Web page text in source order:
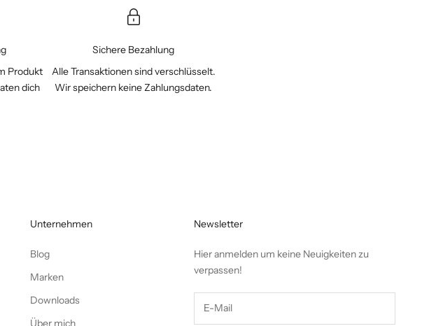
Produkt
dich
Sichere Bezahlung
Alle Transaktionen sind verschlüsselt.
Wir speichern keine Zahlungsdaten.
Unternehmen
Blog
Marken
Downloads
Über mich
Newsletter
Hier anmelden um keine Neuigkeiten zu
verpassen!